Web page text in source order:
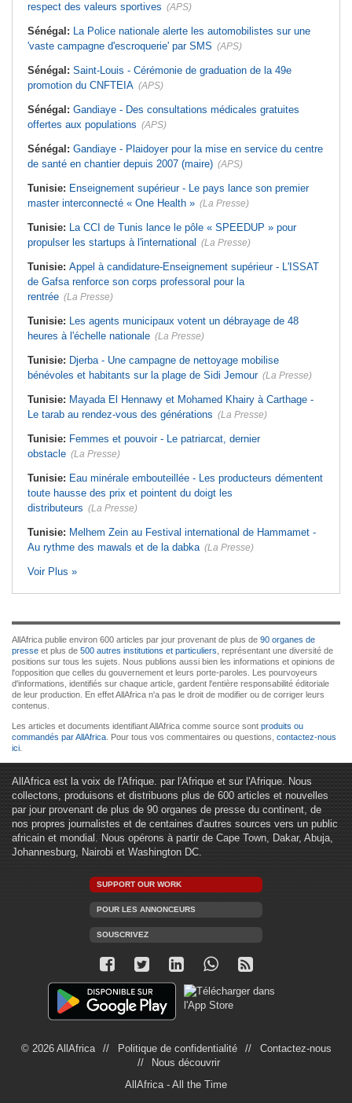
respect des valeurs sportives (APS)
Sénégal: La Police nationale alerte les automobilistes sur une
'vaste campagne d'escroquerie' par SMS (APS)
Sénégal: Saint-Louis - Cérémonie de graduation de la 49e
promotion du CNFTEIA (APS)
Sénégal: Gandiaye - Des consultations médicales gratuites
offertes aux populations (APS)
Sénégal: Gandiaye - Plaidoyer pour la mise en service du centre
de santé en chantier depuis 2007 (maire) (APS)
Tunisie: Enseignement supérieur - Le pays lance son premier
master interconnecté « One Health » (La Presse)
Tunisie: La CCI de Tunis lance le pôle « SPEEDUP » pour
propulser les startups à l'international (La Presse)
Tunisie: Appel à candidature-Enseignement supérieur - L'ISSAT
de Gafsa renforce son corps professoral pour la
rentrée (La Presse)
Tunisie: Les agents municipaux votent un débrayage de 48
heures à l'échelle nationale (La Presse)
Tunisie: Djerba - Une campagne de nettoyage mobilise
bénévoles et habitants sur la plage de Sidi Jemour (La Presse)
Tunisie: Mayada El Hennawy et Mohamed Khairy à Carthage -
Le tarab au rendez-vous des générations (La Presse)
Tunisie: Femmes et pouvoir - Le patriarcat, dernier
obstacle (La Presse)
Tunisie: Eau minérale embouteillée - Les producteurs démentent
toute hausse des prix et pointent du doigt les
distributeurs (La Presse)
Tunisie: Melhem Zein au Festival international de Hammamet -
Au rythme des mawals et de la dabka (La Presse)
Voir Plus »
AllAfrica publie environ 600 articles par jour provenant de plus de 90 organes de
presse et plus de 500 autres institutions et particuliers , représentant une diversité de
positions sur tous les sujets. Nous publions aussi bien les informations et opinions de
l'opposition que celles du gouvernement et leurs porte-paroles. Les pourvoyeurs
d'informations, identifiés sur chaque article, gardent l'entière responsabilité éditoriale
de leur production. En effet AllAfrica n'a pas le droit de modifier ou de corriger leurs
contenus.
Les articles et documents identifiant AllAfrica comme source sont produits ou
commandés par AllAfrica . Pour tous vos commentaires ou questions, contactez-nous
ici
AllAfrica est la voix de l'Afrique. par l'Afrique et sur l'Afrique. Nous
collectons, produisons et distribuons plus de 600 articles et nouvelles
par jour provenant de plus de 90 organes de presse du continent, de
nos propres journalistes et de centaines d'autres sources vers un public
africain et mondial. Nous opérons à partir de Cape Town, Dakar, Abuja,
Johannesburg, Nairobi et Washington DC.
SUPPORT OUR WORK
POUR LES ANNONCEURS
SOUSCRIVEZ
© 2026 AllAfrica Politique de confidentialité
Contactez-nous
Nous découvrir
AllAfrica - All the Time